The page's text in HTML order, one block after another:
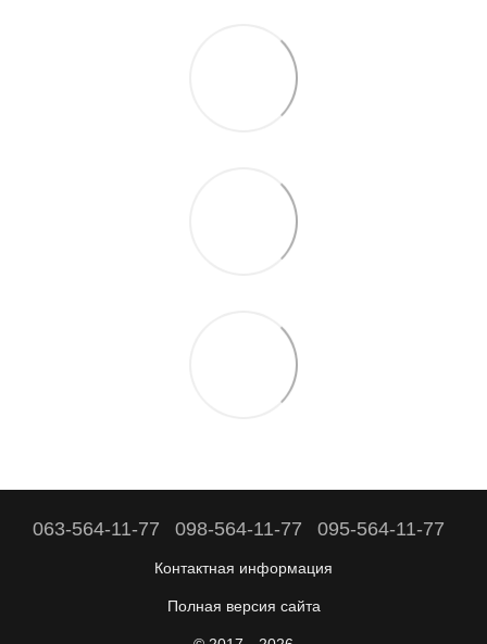
063-564-11-77 098-564-11-77 095-564-11-77
Контактная информация
Полная версия сайта